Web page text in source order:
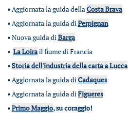
•Aggiornata la guida dellaCosta Brava
•Aggiornata la guida diPerpignan
•Nuova guida diBarga
• La Loirail fiume di Francia
•Storia dell'industria della carta a Lucca
•Aggiornata la guida diCadaques
•Aggiornata la guida diFigueres
•Primo Maggio, su coraggio!